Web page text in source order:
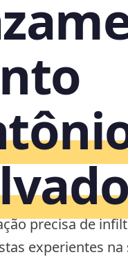
precisa de
experientes na